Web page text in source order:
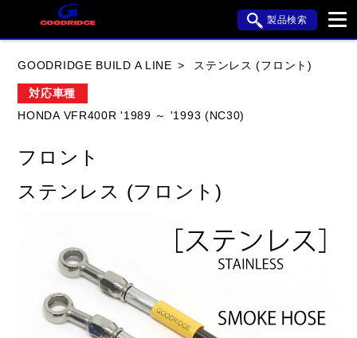
製品検索
HYOSUNG
閉じる
GOODRIDGE BUILD A LINE ステンレス (フロント)
対応車種
HONDA VFR400R '1989 ～ '1993 (NC30)
フロント
ステンレス (フロント)